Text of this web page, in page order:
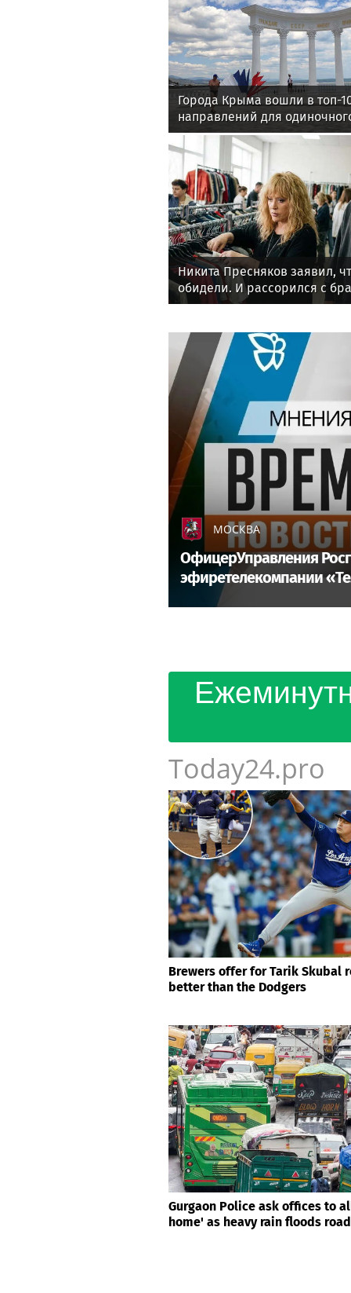
Города Крыма вошли в топ-
направлений для
Никита Пресняков заявил,
обидели. И рассорился с
политики
МОСКВА
ОфицерУправления
эфиретелекомпании
Today24.pro
Brewers offer for Tarik Skubal
better than the Dodgers
Gurgaon Police ask offices to
home' as heavy rain floods